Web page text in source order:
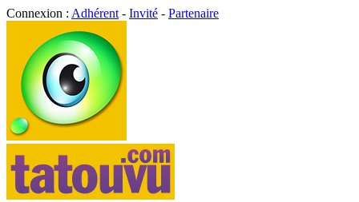
Connexion : Adhérent - Invité - Partenaire